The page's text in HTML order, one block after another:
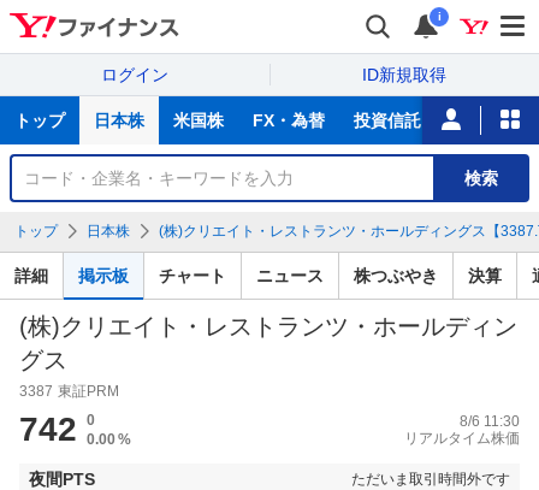
i
ログイン ID新規取得
サ
トップ 日本株 米国株 FX・為替 投資信託 ニュース
銘
検
索
検索
トップ 日本株 (株)クリエイト・レストランツ・ホールディングス【
詳細 掲示板 チャート ニュース 株つぶやき 決算
(株)クリエイト・レストランツ・ホールディン
グス
3387 東証PRM
742
0
0.00%
8/6 11:30
リアルタイム株価
夜間PTS ただいま取引時間外です